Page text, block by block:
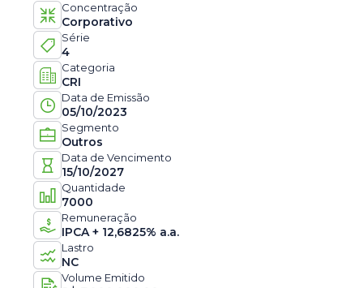
Concentração
Corporativo
Série
4
Categoria
CRI
Data de Emissão
05/10/2023
Segmento
Outros
Data de Vencimento
15/10/2027
Quantidade
7000
Remuneração
IPCA + 12,6825% a.a.
Lastro
NC
Volume Emitido